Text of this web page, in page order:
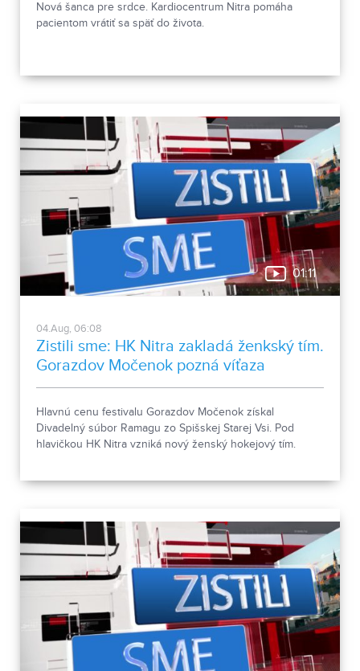
Nová šanca pre srdce. Kardiocentrum Nitra pomáha
pacientom vrátiť sa späť do života.
01:11
04.Aug, 06:08
Zistili sme: HK Nitra zakladá ženkský tím.
Gorazdov Močenok pozná víťaza
Hlavnú cenu festivalu Gorazdov Močenok získal
Divadelný súbor Ramagu zo Spišskej Starej Vsi. Pod
hlavičkou HK Nitra vzniká nový ženský hokejový tím.